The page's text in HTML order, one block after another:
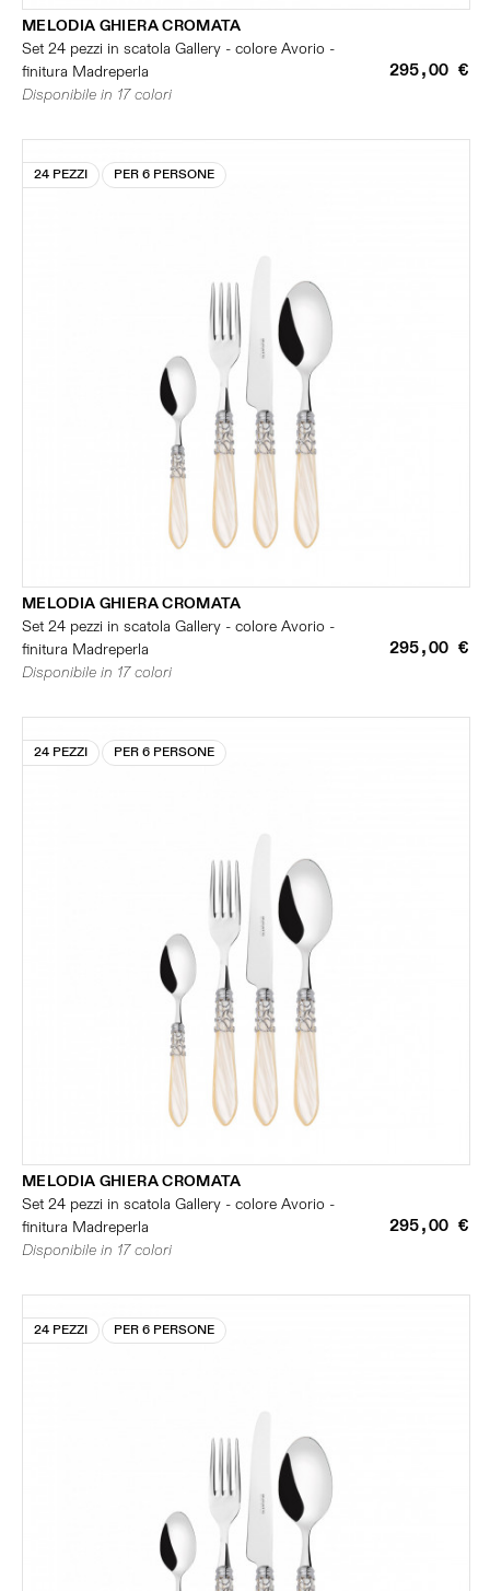
MELODIA GHIERA CROMATA
Set 24 pezzi in scatola Gallery - colore Avorio -
finitura Madreperla
295,00 €
Disponibile in 17 colori
24 PEZZI PER 6 PERSONE
MELODIA GHIERA CROMATA
Set 24 pezzi in scatola Gallery - colore Avorio -
finitura Madreperla
295,00 €
Disponibile in 17 colori
24 PEZZI PER 6 PERSONE
MELODIA GHIERA CROMATA
Set 24 pezzi in scatola Gallery - colore Avorio -
finitura Madreperla
295,00 €
Disponibile in 17 colori
24 PEZZI PER 6 PERSONE